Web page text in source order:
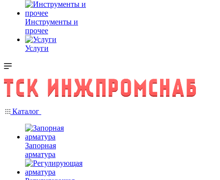
Инструменты и
прочее
Услуги
Каталог
Запорная
арматура